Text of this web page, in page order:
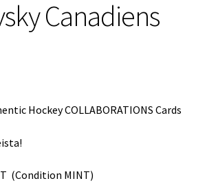
Canadiens
Hockey COLLABORATIONS Cards
(Condition MINT)